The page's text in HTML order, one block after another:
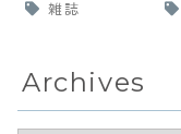
雑誌
Archives